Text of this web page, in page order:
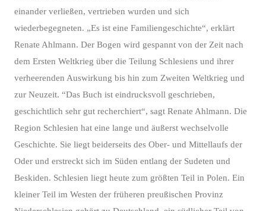
einander verließen, vertrieben wurden und sich
wiederbegegneten. „Es ist eine Familiengeschichte“, erklärt
Renate Ahlmann. Der Bogen wird gespannt von der Zeit nach
dem Ersten Weltkrieg über die Teilung Schlesiens und ihrer
verheerenden Auswirkung bis hin zum Zweiten Weltkrieg und
zur Neuzeit. “Das Buch ist eindrucksvoll geschrieben,
geschichtlich sehr gut recherchiert“, sagt Renate Ahlmann. Die
Region Schlesien hat eine lange und äußerst wechselvolle
Geschichte. Sie liegt beiderseits des Ober- und Mittellaufs der
Oder und erstreckt sich im Süden entlang der Sudeten und
Beskiden. Schlesien liegt heute zum größten Teil in Polen. Ein
kleiner Teil im Westen der früheren preußischen Provinz